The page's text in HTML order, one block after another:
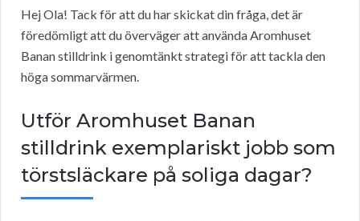
Hej Ola! Tack för att du har skickat din fråga, det är
föredömligt att du överväger att använda Aromhuset
Banan stilldrink i genomtänkt strategi för att tackla den
höga sommarvärmen.
Utför Aromhuset Banan
stilldrink exemplariskt jobb som
törstsläckare på soliga dagar?